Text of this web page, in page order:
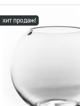
хит продаж!